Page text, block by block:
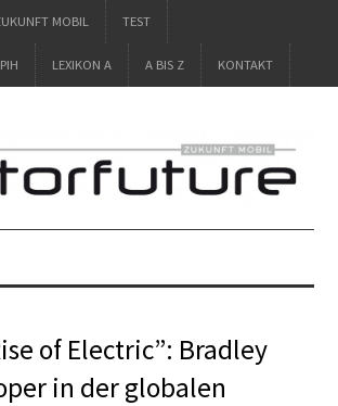
MOBIL TEST
LEXIKON A A BIS Z KONTAKT
of Electric”: Bradley
in der globalen